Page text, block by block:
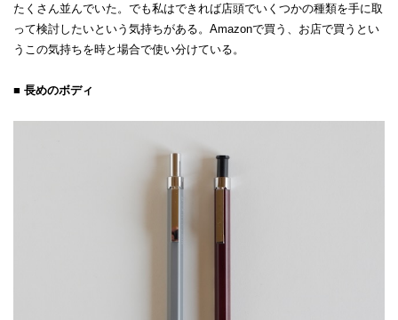
たくさん並んでいた。でも私はできれば店頭でいくつかの種類を手に取
って検討したいという気持ちがある。Amazonで買う、お店で買うとい
うこの気持ちを時と場合で使い分けている。
■ 長めのボディ